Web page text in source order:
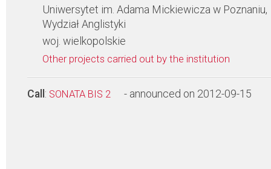
Uniwersytet im. Adama Mickiewicza w Poznaniu,
Wydział Anglistyki
woj. wielkopolskie
Other projects carried out by the institution
Call : SONATA BIS 2 - announced on 2012-09-15